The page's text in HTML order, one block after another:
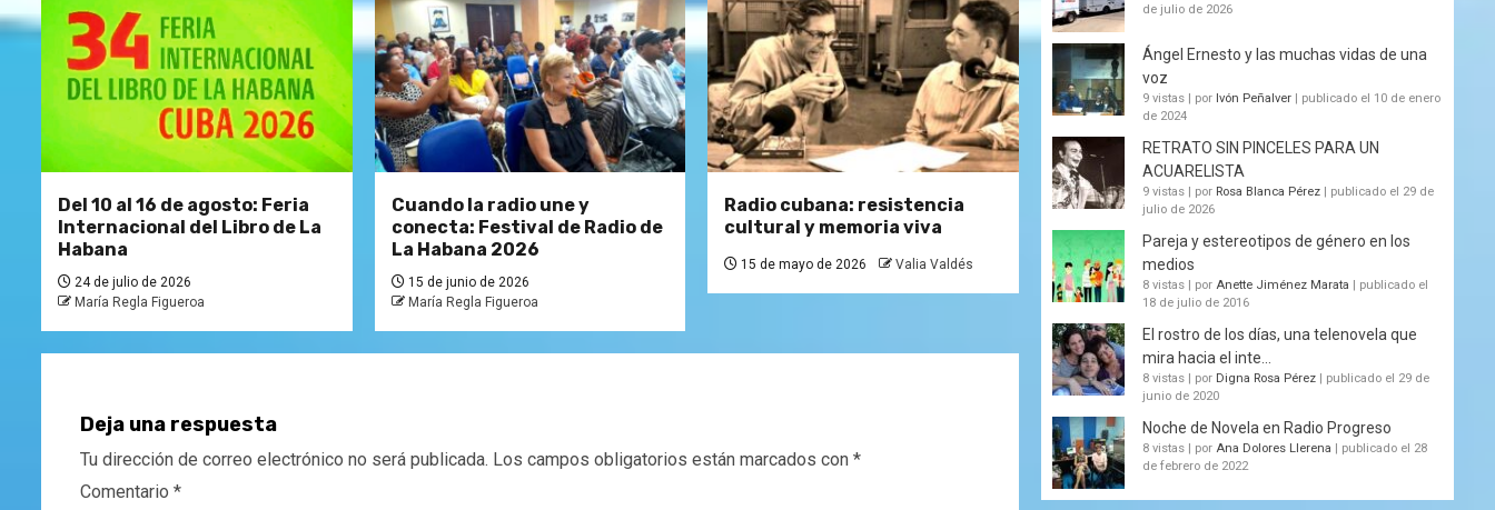
Del 10 al 16 de agosto: Feria
Internacional del Libro de La
Habana
24 de julio de 2026
María Regla Figueroa
Cuando la radio une y
conecta: Festival de Radio de
La Habana 2026
15 de junio de 2026
María Regla Figueroa
Radio cubana: resistencia
cultural y memoria viva
15 de mayo de 2026 Valia Valdés
Deja una respuesta
Tu dirección de correo electrónico no será publicada. Los campos obligatorios están marcados con *
Comentario *
de julio de 2026
Ángel Ernesto y las muchas vidas de una
voz
9 vistas | por Ivón Peñalver | publicado el 10 de enero
de 2024
RETRATO SIN PINCELES PARA UN
ACUARELISTA
9 vistas | por Rosa Blanca Pérez | publicado el 29 de
julio de 2026
Pareja y estereotipos de género en los
medios
8 vistas | por Anette Jiménez Marata | publicado el
18 de julio de 2016
El rostro de los días, una telenovela que
mira hacia el inte...
8 vistas | por Digna Rosa Pérez | publicado el 29 de
junio de 2020
Noche de Novela en Radio Progreso
8 vistas | por Ana Dolores Llerena | publicado el 28
de febrero de 2022